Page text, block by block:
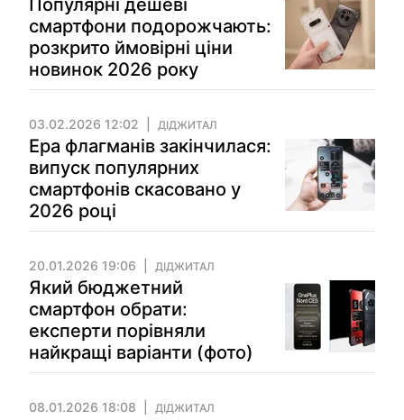
Популярні дешеві
смартфони подорожчають:
розкрито ймовірні ціни
новинок 2026 року
03.02.2026 12:02 ДІДЖИТАЛ
Ера флагманів закінчилася:
випуск популярних
смартфонів скасовано у
2026 році
20.01.2026 19:06 ДІДЖИТАЛ
Який бюджетний
смартфон обрати:
експерти порівняли
найкращі варіанти (фото)
08.01.2026 18:08 ДІДЖИТАЛ